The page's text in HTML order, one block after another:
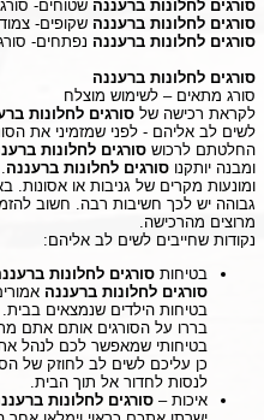
סורגים לחלונות ברעננה שטוחים-
סורגים לחלונות ברעננה שקופים-
סורגים לחלונות ברעננה נפתחים-
סורגים לחלונות ברעננה
סורג מתאים – לשימוש מוצלח
לקראת רכישה של סורגים לחלונות
לשים לב אליהם - לפני שמזמיני את
החלטתם לרכוש סורגים לחלונות
ומבנה יותקנו סורגים לחלונות ברעננה
ומונעות מקרים של גניבות או
גבוהה יש לכך חשיבות רבה. חשוב
מרוצים מהרכישה.
נקודות שחייבים לשים לב אליהם:
בטיחות סורגים לחלונות
סורגים לחלונות ברעננה
בטיחות הילדים שנמצאים בבית.
בררו על הסורגים אותם אתם
בטיחותי שמאפשר לכם לנהל
כן עליכם לשים לב לחוזק של
לנסות לחדור אל תוך הבית.
איכות – סורגים לחלונות